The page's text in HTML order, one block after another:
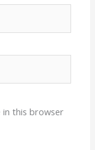
in this browser